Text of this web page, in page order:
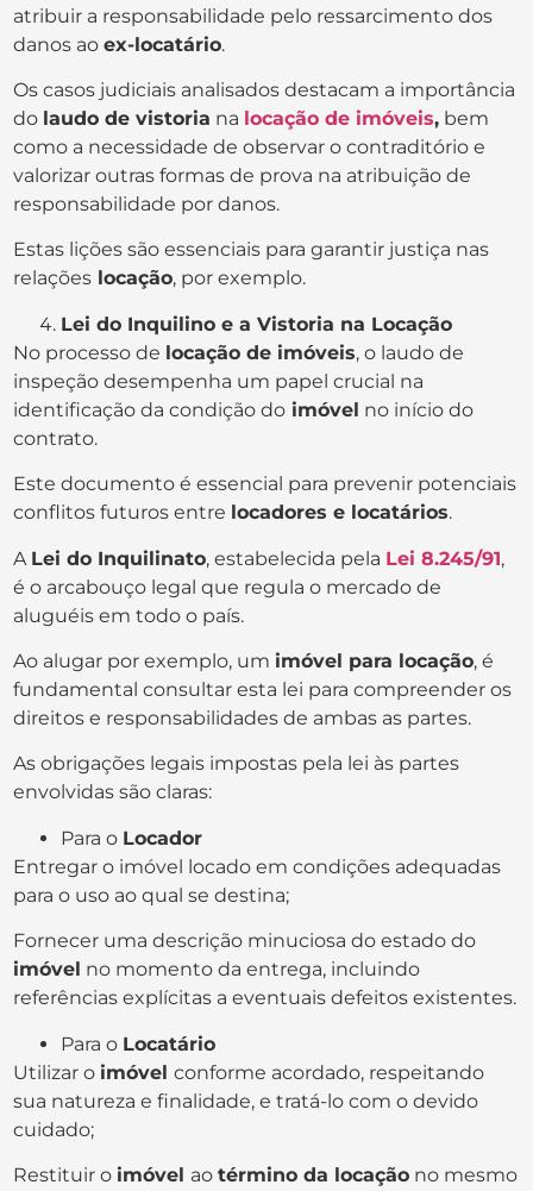
atribuir a responsabilidade pelo ressarcimento dos
danos aoex-locatário.
Os casos judiciais analisados destacam a importância
do laudo de vistoria na locação de imóveis, bem
como a necessidade de observar o contraditório e
valorizar outras formas de prova na atribuição de
responsabilidade por danos.
Estas lições são essenciais para garantir justiça nas
relações locação, por exemplo.
Lei do Inquilino e a Vistoria na Locação
No processo de locação de imóveis, o laudo de
inspeção desempenha um papel crucial na
identificação da condição do imóvel no início do
contrato.
Este documento é essencial para prevenir potenciais
conflitos futuros entre locadores e locatários.
A Lei do Inquilinato, estabelecida pela Lei 8.245/91,
é o arcabouço legal que regula o mercado de
aluguéis em todo o país.
Ao alugar por exemplo, um imóvel para locação, é
fundamental consultar esta lei para compreender os
direitos e responsabilidades de ambas as partes.
As obrigações legais impostas pela lei às partes
envolvidas são claras:
Para o Locador
Entregar o imóvel locado em condições adequadas
para o uso ao qual se destina;
Fornecer uma descrição minuciosa do estado do
imóvel no momento da entrega, incluindo
referências explícitas a eventuais defeitos existentes.
Para o Locatário
Utilizar o imóvelconforme acordado, respeitando
sua natureza e finalidade, e tratá-lo com o devido
cuidado;
Restituir o imóvel aotérmino da locação no mesmo